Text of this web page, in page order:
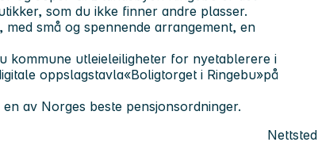
som du ikke finner andre plasser.
små og spennende arrangement, en
kommune utleieleiligheter for nyetablerere i
oppslagstavla«Boligtorget i Ringebu»på
av Norges beste pensjonsordninger.
Nettsted